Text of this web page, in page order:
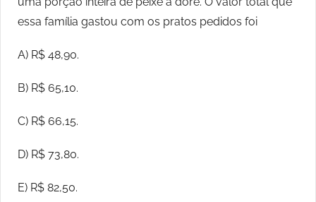
essa família gastou com os pratos pedidos foi
A) R$ 48,90.
B) R$ 65,10.
C) R$ 66,15.
D) R$ 73,80.
E) R$ 82,50.